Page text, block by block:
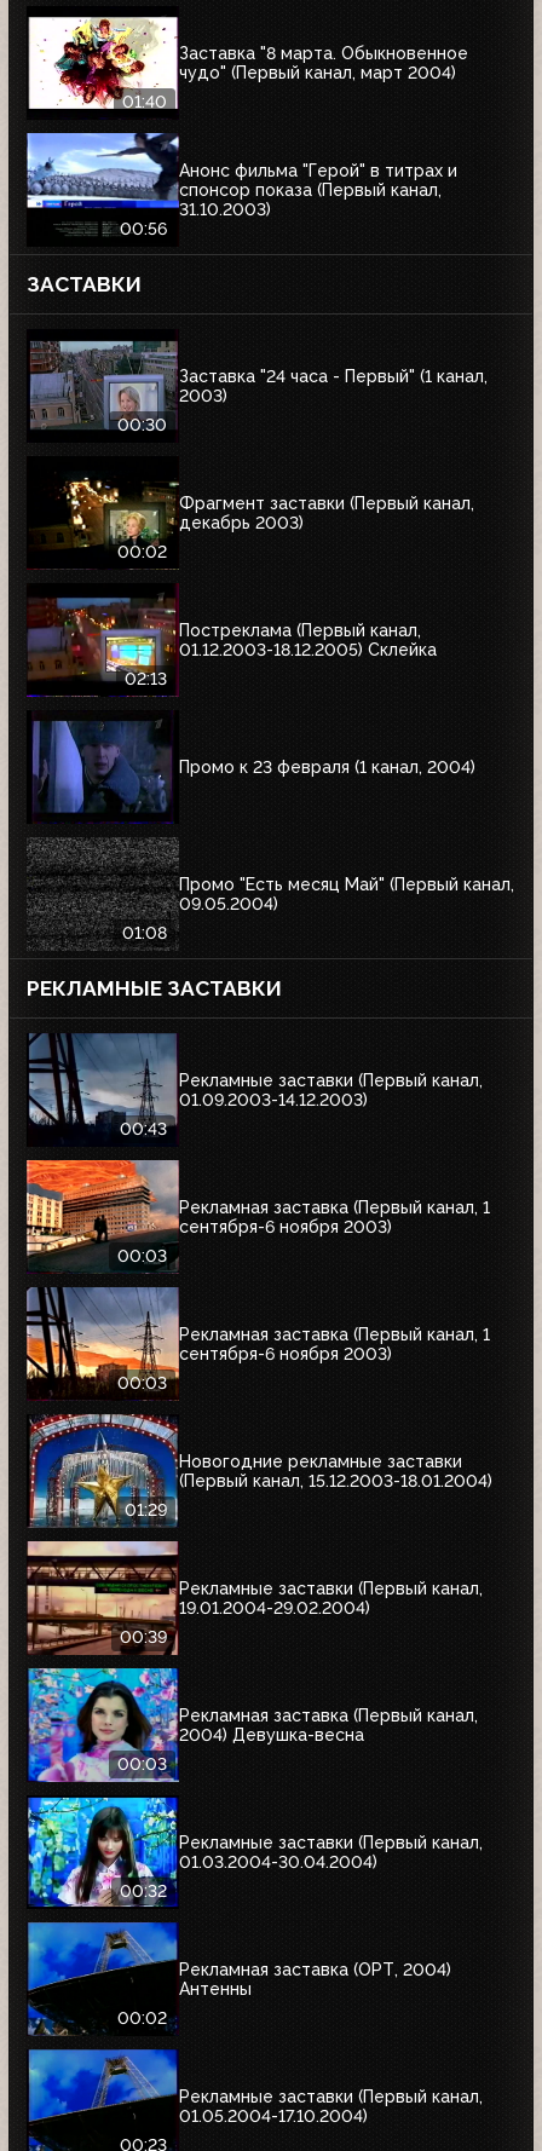
01:40
Заставка "8 марта. Обыкновенное
чудо" (Первый канал, март 2004)
00:56
Анонс фильма "Герой" в титрах и
спонсор показа (Первый канал,
31.10.2003)
ЗАСТАВКИ
00:30
Заставка "24 часа - Первый" (1 канал,
2003)
00:02
Фрагмент заставки (Первый канал,
декабрь 2003)
02:13
Постреклама (Первый канал,
01.12.2003-18.12.2005) Склейка
Промо к 23 февраля (1 канал, 2004)
01:08
Промо "Есть месяц Май" (Первый канал,
09.05.2004)
РЕКЛАМНЫЕ ЗАСТАВКИ
00:43
Рекламные заставки (Первый канал,
01.09.2003-14.12.2003)
00:03
Рекламная заставка (Первый канал, 1
сентября-6 ноября 2003)
00:03
Рекламная заставка (Первый канал, 1
сентября-6 ноября 2003)
01:29
Новогодние рекламные заставки
(Первый канал, 15.12.2003-18.01.2004)
00:39
Рекламные заставки (Первый канал,
19.01.2004-29.02.2004)
00:03
Рекламная заставка (Первый канал,
2004) Девушка-весна
00:32
Рекламные заставки (Первый канал,
01.03.2004-30.04.2004)
00:02
Рекламная заставка (ОРТ, 2004)
Антенны
00:23
Рекламные заставки (Первый канал,
01.05.2004-17.10.2004)